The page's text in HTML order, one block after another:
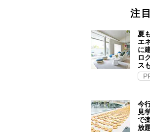
注
夏
エ
に
ロ
ス
今
見
で
放